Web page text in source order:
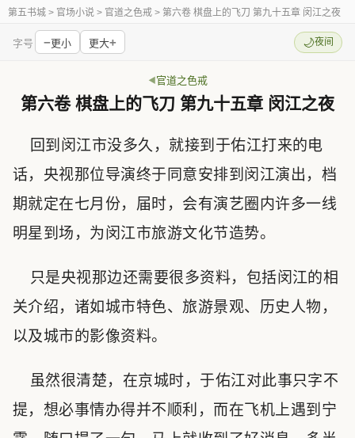
第五书城 > 官场小说 > 官道之色戒 > 第六卷 棋盘上的飞刀 第九十五章 闵江之夜
字号 −更小 更大+ 🌙夜间
官道之色戒
第六卷 棋盘上的飞刀 第九十五章 闵江之夜
回到闵江市没多久，就接到于佑江打来的电
话，央视那位导演终于同意安排到闵江演出，档
期就定在七月份，届时，会有演艺圈内许多一线
明星到场，为闵江市旅游文化节造势。
只是央视那边还需要很多资料，包括闵江的相
关介绍，诸如城市特色、旅游景观、历史人物，
以及城市的影像资料。
虽然很清楚，在京城时，于佑江对此事只字不
提，想必事情办得并不顺利，而在飞机上遇到宁